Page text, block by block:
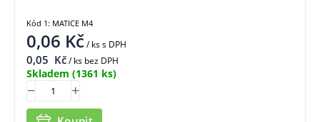
0,06 Kč/ kss DPH
0,05 Kč/ ks bez DPH
Skladem (1361 ks)
Kód 1: MATICE M4